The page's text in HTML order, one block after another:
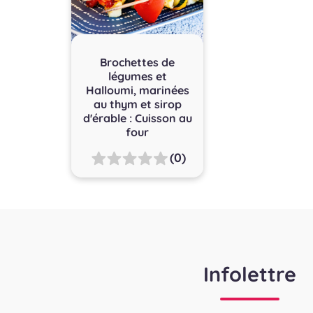
Brochettes de
légumes et
Halloumi, marinées
au thym et sirop
d'érable : Cuisson au
four
(0)
Infolettre